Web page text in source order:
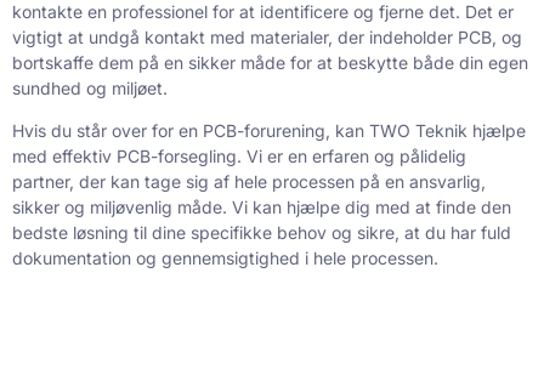
kontakte en professionel for at identificere og fjerne det. Det er
vigtigt at undgå kontakt med materialer, der indeholder PCB, og
bortskaffe dem på en sikker måde for at beskytte både din egen
sundhed og miljøet.
Hvis du står over for en PCB-forurening, kan TWO Teknik hjælpe
med effektiv PCB-forsegling. Vi er en erfaren og pålidelig
partner, der kan tage sig af hele processen på en ansvarlig,
sikker og miljøvenlig måde. Vi kan hjælpe dig med at finde den
bedste løsning til dine specifikke behov og sikre, at du har fuld
dokumentation og gennemsigtighed i hele processen.